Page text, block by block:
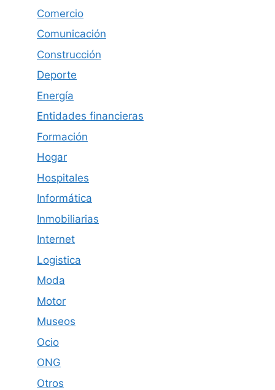
Comercio
Comunicación
Construcción
Deporte
Energía
Entidades financieras
Formación
Hogar
Hospitales
Informática
Inmobiliarias
Internet
Logistica
Moda
Motor
Museos
Ocio
ONG
Otros